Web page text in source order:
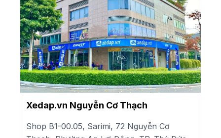
Xedap.vn Nguyễn Cơ Thạch
Shop B1-00.05, Sarimi, 72 Nguyễn Cơ